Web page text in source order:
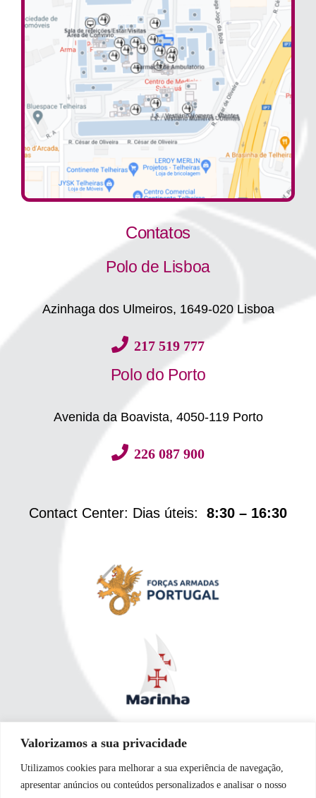
Valorizamos a sua privacidade
Utilizamos cookies para melhorar a sua experiência de navegação,
apresentar anúncios ou conteúdos personalizados e analisar o nosso
Contatos
Polo de Lisboa
Azinhaga dos Ulmeiros, 1649-020 Lisboa
217 519 777
Polo do Porto
Avenida da Boavista, 4050-119 Porto
226 087 900
Contact Center: Dias úteis: 8:30 – 16:30